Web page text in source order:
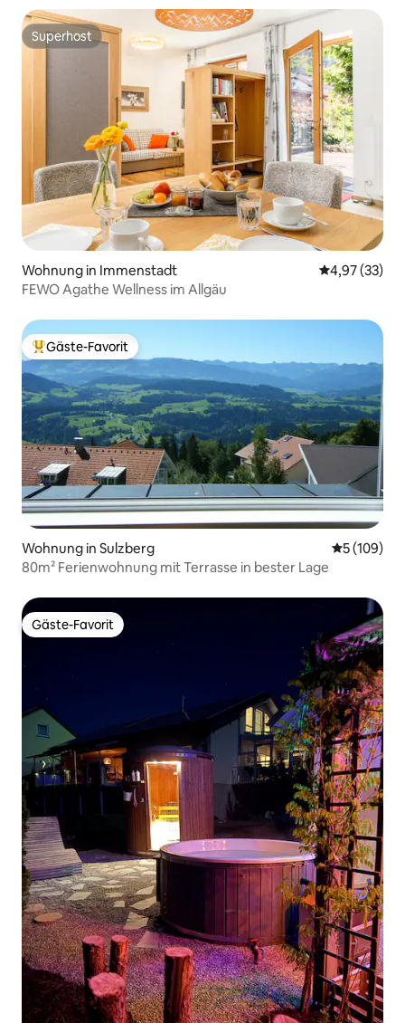
Superhost
Superhost
Wohnung in Immenstadt
4,97 (33)
FEWO Agathe Wellness im Allgäu
Beliebter Gäste-Favorit.
Gäste-Favorit
Wohnung in Sulzberg
5 (109)
80m² Ferienwohnung mit Terrasse in bester Lage
Gäste-Favorit
Gäste-Favorit